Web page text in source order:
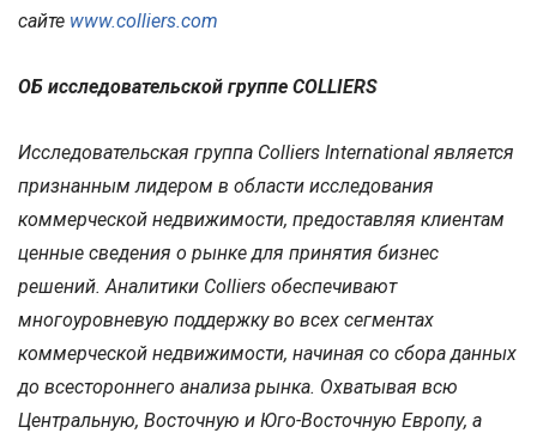
сайте www.colliers.com
ОБ исследовательской группе COLLIERS
Исследовательская группа Colliers International является
признанным лидером в области исследования
коммерческой недвижимости, предоставляя клиентам
ценные сведения о рынке для принятия бизнес
решений. Аналитики Colliers обеспечивают
многоуровневую поддержку во всех сегментах
коммерческой недвижимости, начиная со сбора данных
до всестороннего анализа рынка. Охватывая всю
Центральную, Восточную и Юго-Восточную Европу, а